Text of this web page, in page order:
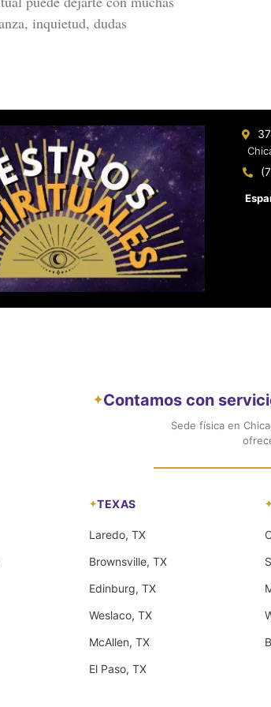
inquietud, dudas
✦Contamos con
Sede física en
TEXAS
Laredo, TX
Brownsville, TX
Edinburg, TX
Weslaco, TX
McAllen, TX
El Paso, TX